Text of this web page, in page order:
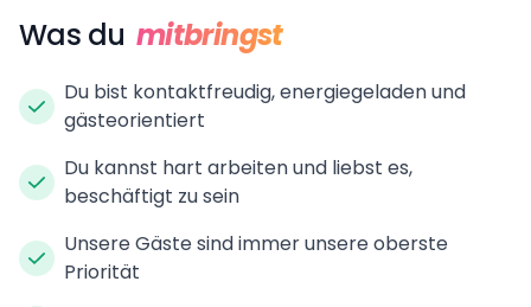
Was du mitbringst
Du bist kontaktfreudig, energiegeladen und
gästeorientiert
Du kannst hart arbeiten und liebst es,
beschäftigt zu sein
Unsere Gäste sind immer unsere oberste
Priorität